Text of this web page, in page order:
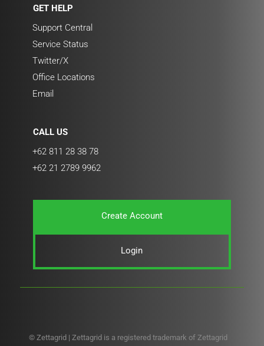
GET HELP
Support Central
Service Status
Twitter/X
Office Locations
Email
CALL US
+62 811 28 38 78
+62 21 2789 9962
Create Account
Login
© Zettagrid | Zettagrid is a registered trademark of Zettagrid